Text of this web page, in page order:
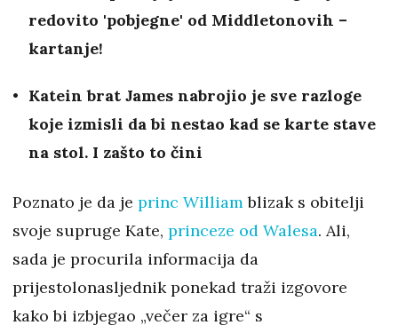
redovito 'pobjegne' od Middletonovih –
kartanje!
Katein brat James nabrojio je sve razloge
koje izmisli da bi nestao kad se karte stave
na stol. I zašto to čini
Poznato je da je princ Williamblizak s obitelji
svoje supruge Kate, princeze od Walesa. Ali,
sada je procurila informacija da
prijestolonasljednik ponekad traži izgovore
kako bi izbjegao „večer za igre“ s